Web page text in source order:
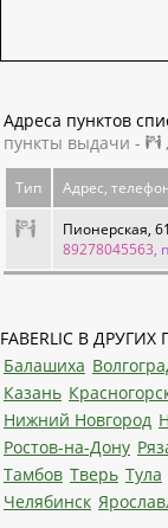
Адреса пунктов
пункты выдачи -
Тип Адрес,
Пионерская, 61
89278045563,
FABERLIC В
Балашиха
Казань
Нижний Новгород
Ростов-на-Дону
Тамбов Тверь Тула
Челябинск